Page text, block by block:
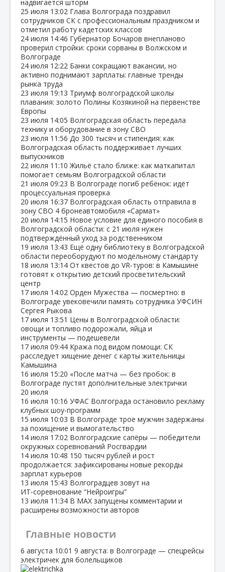
надвигается шторм
25 июля 13:02 Глава Волгограда поздравил
сотрудников СК с профессиональным праздником и
отметил работу кадетских классов
24 июля 14:46 Губернатор Бочаров внепланово
проверил стройки: сроки сорваны в Волжском и
Волгограде
24 июля 12:22 Банки сокращают вакансии, но
активно поднимают зарплаты: главные тренды
рынка труда
23 июля 19:13 Триумф волгоградской школы
плавания: золото Полины Козякиной на первенстве
Европы
23 июля 14:05 Волгоградская область передала
технику и оборудование в зону СВО
23 июля 11:56 До 300 тысяч и стипендия: как
Волгоградская область поддерживает лучших
выпускников
22 июля 11:10 Жильё стало ближе: как маткапитал
помогает семьям Волгоградской области
21 июля 09:23 В Волгограде погиб ребёнок: идёт
процессуальная проверка
20 июля 16:37 Волгоградская область отправила в
зону СВО 4 бронеавтомобиля «Сармат»
20 июля 14:15 Новое условие для единого пособия в
Волгоградской области: с 21 июля нужен
подтверждённый уход за родственником
19 июля 13:43 Ещё одну библиотеку в Волгоградской
области переоборудуют по модельному стандарту
18 июля 13:14 От квестов до VR‑туров: в Камышине
готовят к открытию детский просветительский
центр
17 июля 14:02 Орден Мужества — посмертно: в
Волгограде увековечили память сотрудника УФСИН
Сергея Рыкова
17 июля 13:51 Цены в Волгоградской области:
овощи и топливо подорожали, яйца и
инструменты — подешевели
17 июля 09:44 Кража под видом помощи: СК
расследует хищение денег с карты жительницы
Камышина
16 июля 15:20 «После матча — без пробок: в
Волгограде пустят дополнительные электрички
20 июля
16 июля 10:16 УФАС Волгограда остановило рекламу
клубных шоу‑программ
15 июля 10:03 В Волгограде трое мужчин задержаны
за похищение и вымогательство
14 июля 17:02 Волгоградские сапёры — победители
окружных соревнований Росгвардии
14 июля 10:48 150 тысяч рублей и рост
продолжается: зафиксированы новые рекорды
зарплат курьеров
13 июля 15:43 Волгоградцев зовут на
ИТ‑соревнование “Нейроигры”
13 июля 11:34 В МАХ запущены комментарии и
расширены возможности авторов
Главные новости
6 августа 10:01 9 августа: в Волгограде — спецрейсы
электричек для болельщиков